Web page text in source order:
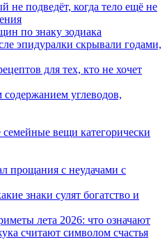
не подведёт, когда тело ещё не
по знаку зодиака
эпидуралки скрывали годами,
для тех, кто не хочет
углеводов,
семейные вещи категорически
прощания с неудачами с
знаки сулят богатство и
лета 2026: что означают
считают символом счастья